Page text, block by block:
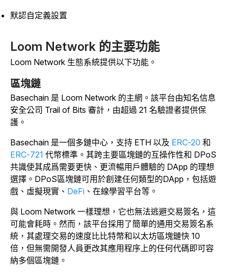
默認自定義設置
Loom Network 的主要功能
Loom Network 生態系統提供以下功能。
區塊鏈
Basechain 是 Loom Network 的主網。該平台由知名信息
安全公司 Trail of Bits 審計，由超過 21 名驗證者提供保
護。
Basechain 是一個多鏈中心，支持 ETH 以及 ERC-20 和
ERC-721 代幣標準。其跨主要區塊鏈的互操作性和 DPoS
共識使其成爲需要更快、更流暢用戶體驗的 DApp 的理想
選擇。DPoS區塊鏈可用於創建任何類型的DApp，包括遊
戲、虛擬現實、 DeFi 、在線學習平台等。
與 Loom Network 一樣理想，它也無法逃避交易簽名，這
可能會耗時。然而，該平台採用了簡單的通用交易簽名系
統，其處理交易的速度比比特幣和以太坊區塊鏈快 10
倍，但無需開發人員更改其應用程序上的任何代碼即可容
納多個區塊鏈。